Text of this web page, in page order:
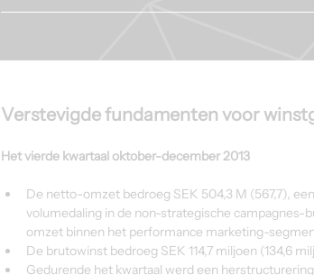
Verstevigde fundamenten voor
Het vierde kwartaal oktober-december 2013
De netto-omzet bedroeg SEK 504,3 M (567,7),
volumedaling in de non-strategische campagnes-
omzet binnen het performance marketing-
De brutowinst bedroeg SEK 114,7 miljoen (134,6
Gedurende het kwartaal werd een